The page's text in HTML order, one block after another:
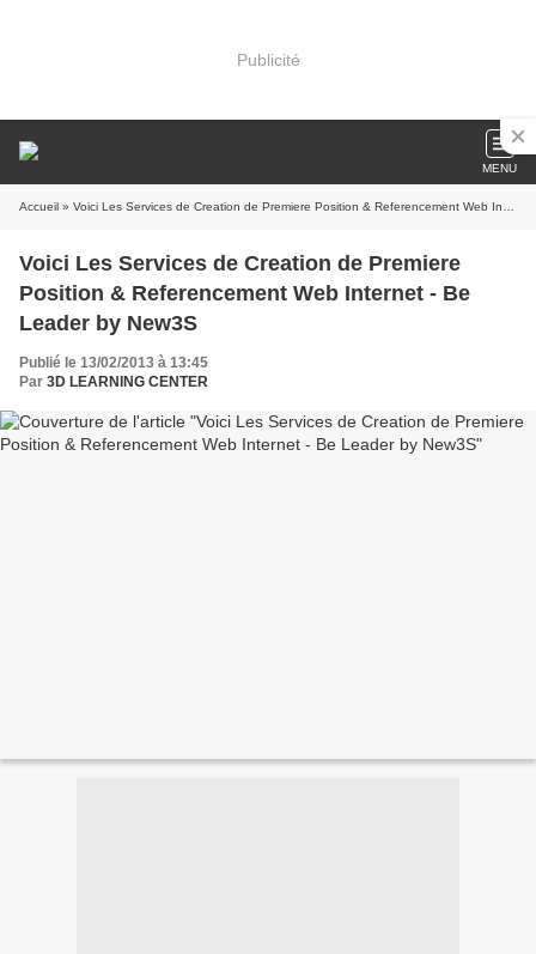
Publicité
MENU
Accueil » Voici Les Services de Creation de Premiere Position & Referencement Web Internet - Be Leader by New3S
Voici Les Services de Creation de Premiere
Position & Referencement Web Internet - Be
Leader by New3S
Publié le 13/02/2013 à 13:45
Par 3D LEARNING CENTER